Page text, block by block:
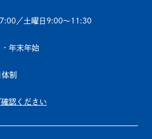
／土曜日9:00～11:30
・年末年始
制
認ください